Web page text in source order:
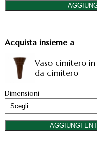
per
cimitero
mazzo
nove
rosse
quantità
Acquista insieme a
Vaso cimitero
da cimitero
Dimensioni
AGGIUNGI